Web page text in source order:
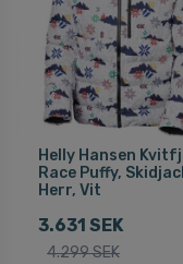
Helly Hansen
Race Puffy,
Herr, Vit
3.631 SEK
4.299 SEK